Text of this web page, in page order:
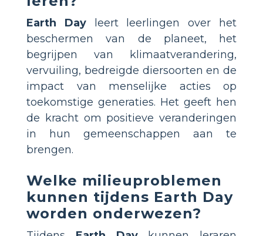
Earth Dayleert leerlingen over het
beschermen van de planeet, het
begrijpen van klimaatverandering,
vervuiling, bedreigde diersoorten en de
impact van menselijke acties op
toekomstige generaties. Het geeft hen
de kracht om positieve veranderingen
in hun gemeenschappen aan te
brengen.
Welke milieuproblemen
kunnen tijdens Earth Day
worden onderwezen?